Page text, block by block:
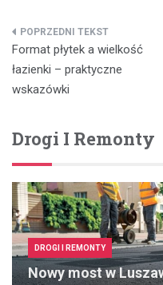
Nawigacja
wpisu
Format płytek a wielkość
łazienki – praktyczne
wskazówki
Drogi I Remonty
DROGI I REMONTY
Nowy most w